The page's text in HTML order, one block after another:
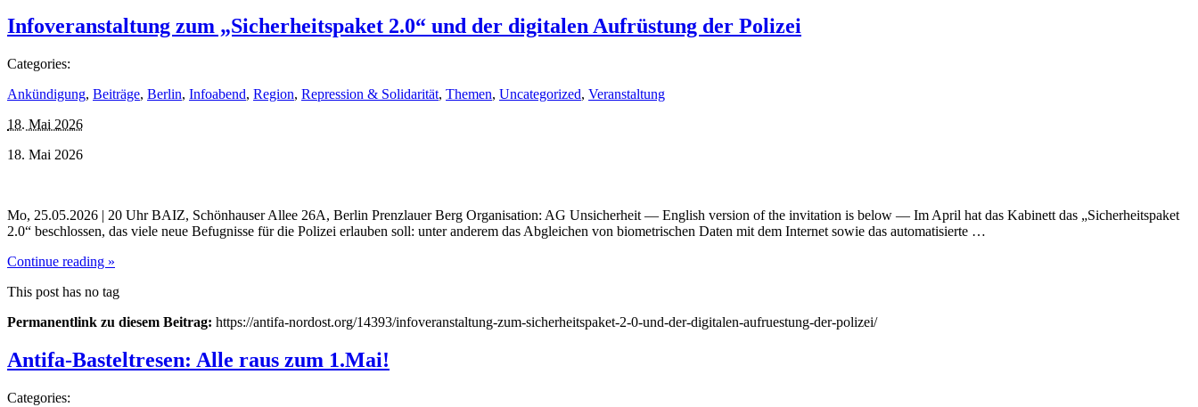
Infoveranstaltung zum „Sicherheitspaket 2.0“ und der digitalen Aufrüstung der Polizei
Categories:
Ankündigung, Beiträge, Berlin, Infoabend, Region, Repression & Solidarität, Themen, Uncategorized, Veranstaltung
18. Mai 2026
18. Mai 2026
Mo, 25.05.2026 | 20 Uhr BAIZ, Schönhauser Allee 26A, Berlin Prenzlauer Berg Organisation: AG Unsicherheit — English version of the invitation is below — Im April hat das Kabinett das „Sicherheitspaket
2.0“ beschlossen, das viele neue Befugnisse für die Polizei erlauben soll: unter anderem das Abgleichen von biometrischen Daten mit dem Internet sowie das automatisierte …
Continue reading »
This post has no tag
Permanentlink zu diesem Beitrag: https://antifa-nordost.org/14393/infoveranstaltung-zum-sicherheitspaket-2-0-und-der-digitalen-aufruestung-der-polizei/
Antifa-Basteltresen: Alle raus zum 1.Mai!
Categories: